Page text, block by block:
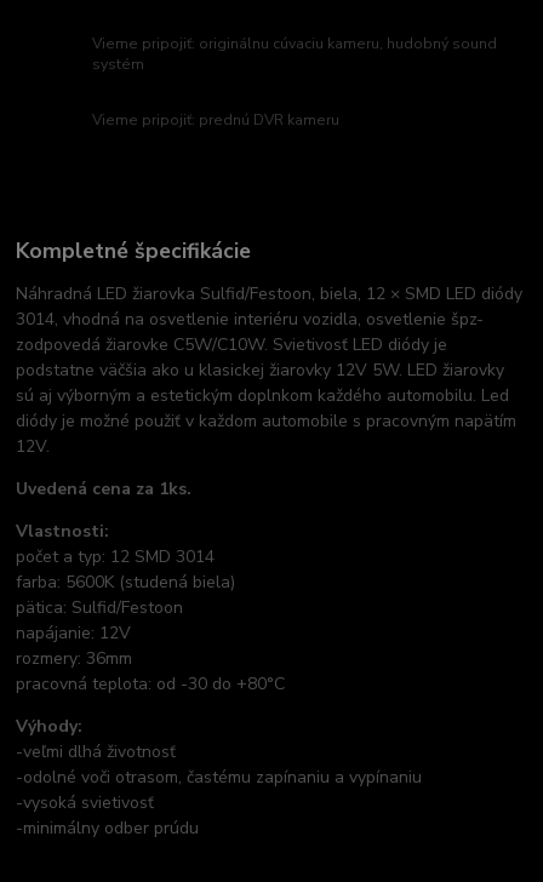
Vieme pripojiť: originálnu cúvaciu kameru, hudobný sound
systém
Vieme pripojiť: prednú DVR kameru
Kompletné špecifikácie
Náhradná LED žiarovka Sulfid/Festoon, biela, 12 × SMD LED diódy
3014, vhodná na osvetlenie interiéru vozidla, osvetlenie špz-
zodpovedá žiarovke C5W/C10W. Svietivosť LED diódy je
podstatne väčšia ako u klasickej žiarovky 12V 5W. LED žiarovky
sú aj výborným a estetickým doplnkom každého automobilu. Led
diódy je možné použiť v každom automobile s pracovným napätím
12V.
Uvedená cena za 1ks.
Vlastnosti:
počet a typ: 12 SMD 3014
farba: 5600K (studená biela)
pätica: Sulfid/Festoon
napájanie: 12V
rozmery: 36mm
pracovná teplota: od -30 do +80°C
Výhody:
-veľmi dlhá životnosť
-odolné voči otrasom, častému zapínaniu a vypínaniu
-vysoká svietivosť
-minimálny odber prúdu